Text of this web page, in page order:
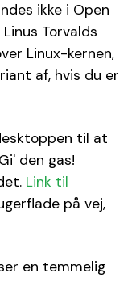
ikke i Open
Torvalds
Linux-kernen,
af, hvis du er
til at
den gas!
Link til
på vej,
en temmelig